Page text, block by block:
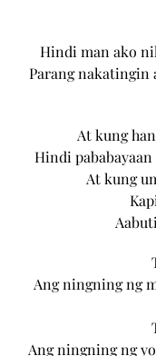
Hindi man ako
Parang nakatingin
At kung
Hindi
At kung
Ang ningning ng
Ang ningning ng